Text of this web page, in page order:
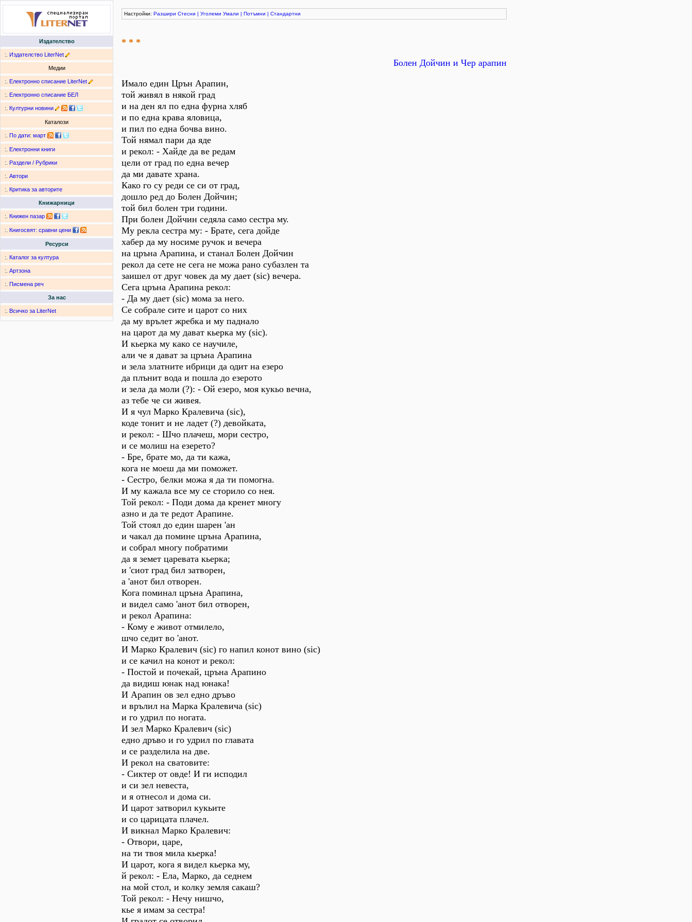
Издателство
:. Издателство LiterNet
Медии
:. Електронно списание LiterNet
:. Електронно списание БЕЛ
:. Културни новини
Каталози
:. По дати: март
:. Електронни книги
:. Раздели / Рубрики
:. Автори
:. Критика за авторите
Книжарници
:. Книжен пазар
:. Книгосвят: сравни цени
Ресурси
:. Каталог за култура
:. Артзона
:. Писмена реч
За нас
:. Всичко за LiterNet
Настройки: Разшири Стесни | Уголеми Умали | Потъмни | Стандартни
* * *
Болен Дойчин и Чер арапин
Имало един Црън Арапин,
той живял в някой град
и на ден ял по една фурна хляб
и по една крава яловица,
и пил по една бочва вино.
Той нямал пари да яде
и рекол: - Хайде да ве редам
цели от град по една вечер
да ми давате храна.
Како го су реди се си от град,
дошло ред до Болен Дойчин;
той бил болен три години.
При болен Дойчин седяла само сестра му.
Му рекла сестра му: - Брате, сега дойде
хабер да му носиме ручок и вечера
на цръна Арапина, и станал Болен Дойчин
рекол да сете не сега не можа рано субазлен та
заишел от друг човек да му дает (sic) вечера.
Сега цръна Арапина рекол:
- Да му дает (sic) мома за него.
Се собрале сите и царот со них
да му врълет жребка и му паднало
на царот да му дават кьерка му (sic).
И кьерка му како се научиле,
али че я дават за цръна Арапина
и зела златните ибрици да одит на езеро
да плънит вода и пошла до езерото
и зела да моли (?): - Ой езеро, моя кукьо вечна,
аз тебе че си живея.
И я чул Марко Кралевича (sic),
коде тонит и не ладет (?) девойката,
и рекол: - Шчо плачеш, мори сестро,
и се молиш на езерето?
- Бре, брате мо, да ти кажа,
кога не моеш да ми поможет.
- Сестро, белки можа я да ти помогна.
И му кажала все му се сторило со нея.
Той рекол: - Поди дома да кренет многу
азно и да те редот Арапине.
Той стоял до един шарен 'ан
и чакал да помине цръна Арапина,
и собрал многу побратими
да я земет царевата кьерка;
и 'сиот град бил затворен,
а 'анот бил отворен.
Кога поминал цръна Арапина,
и видел само 'анот бил отворен,
и рекол Арапина:
- Кому е живот отмилело,
шчо седит во 'анот.
И Марко Кралевич (sic) го напил конот вино (sic)
и се качил на конот и рекол:
- Постой и почекай, цръна Арапино
да видиш юнак над юнака!
И Арапин ов зел едно дръво
и врълил на Марка Кралевича (sic)
и го удрил по ногата.
И зел Марко Кралевич (sic)
едно дръво и го удрил по главата
и се разделила на две.
И рекол на сватовите:
- Сиктер от овде! И ги исподил
и си зел невеста,
и я отнесол и дома си.
И царот затворил кукьите
и со царицата плачел.
И викнал Марко Кралевич:
- Отвори, царе,
на ти твоя мила кьерка!
И царот, кога я видел кьерка му,
й рекол: - Ела, Марко, да седнем
на мой стол, и колку земля сакаш?
Той рекол: - Нечу нишчо,
кье я имам за сестра!